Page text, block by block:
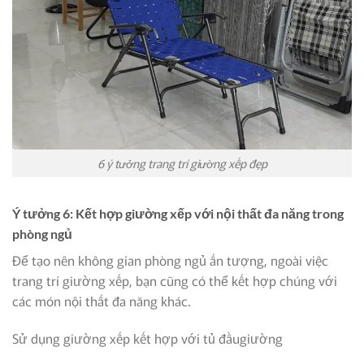
6 ý tưởng trang trí giường xếp đẹp
Ý tưởng 6: Kết hợp giường xếp với nội thất đa năng trong
phòng ngủ
Để tạo nên không gian phòng ngủ ấn tượng, ngoài việc
trang trí giường xếp, bạn cũng có thể kết hợp chúng với
các món nội thất đa năng khác.
Sử dụng giường xếp kết hợp với tủ đầugiường